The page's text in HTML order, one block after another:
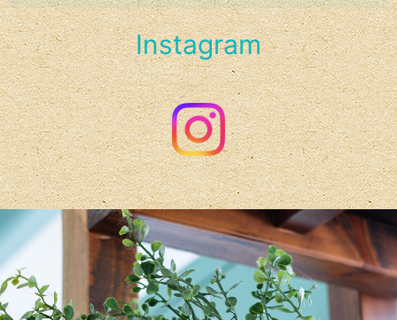
お盆休み
2025/05/30
6月のお休み
2024/12/17
年末年始営業のお知らせ
2024/12/06
クリスマスなオヤツ入荷しました☆
2024/11/22
youtubeショート始めました
2024/09/02
Instagram